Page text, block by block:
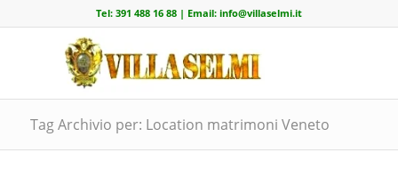
Tel: 391 488 16 88| Email: info@villaselmi.it
Tag Archivio per: Location matrimoni Veneto